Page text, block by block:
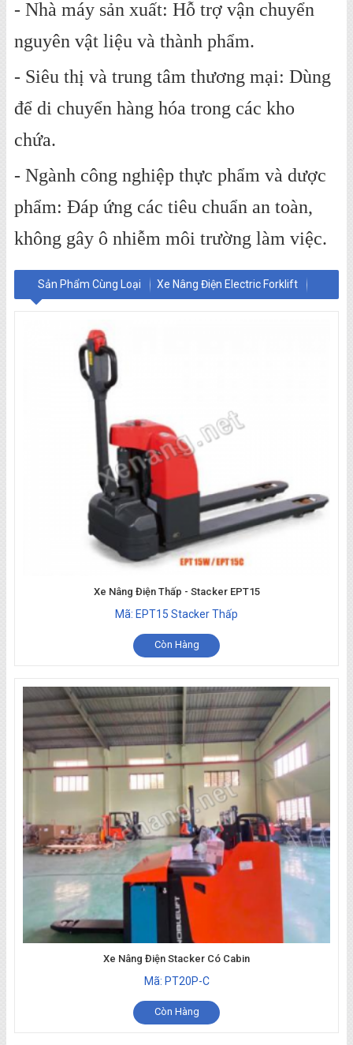
- Nhà máy sản xuất: Hỗ trợ vận chuyển
nguyên vật liệu và thành phẩm.
- Siêu thị và trung tâm thương mại: Dùng
để di chuyển hàng hóa trong các kho
chứa.
- Ngành công nghiệp thực phẩm và dược
phẩm: Đáp ứng các tiêu chuẩn an toàn,
không gây ô nhiễm môi trường làm việc.
Sản Phẩm Cùng Loại Xe Nâng Điện Electric Forklift
Xe Nâng Điện Thấp - Stacker
Điện Đứng Lái Reach Truck
Xe Nâng Điện Cao - Stacker
Xe Nâng Điện Thấp - Stacker EPT15
Mã: EPT15 Stacker Thấp
Còn Hàng
Xe Nâng Điện Stacker Có Cabin
Mã: PT20P-C
Còn Hàng